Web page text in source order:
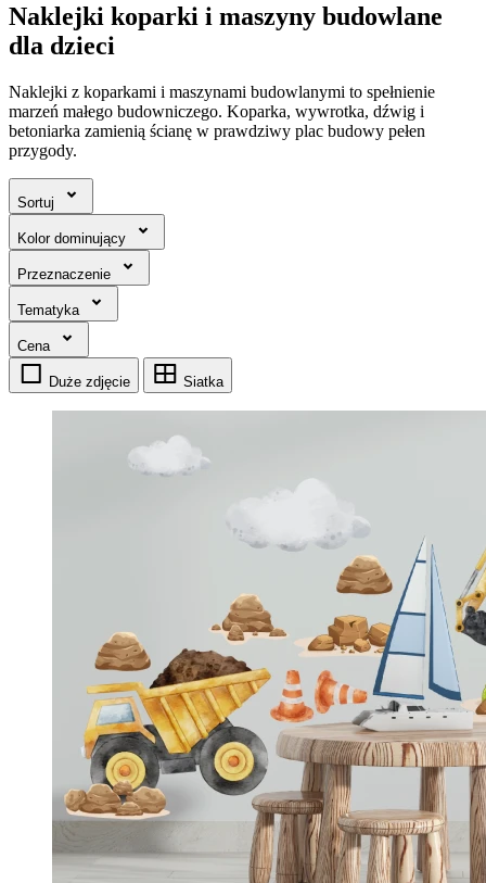
Naklejki koparki i maszyny budowlane
dla dzieci
Naklejki z koparkami i maszynami budowlanymi to spełnienie
marzeń małego budowniczego. Koparka, wywrotka, dźwig i
betoniarka zamienią ścianę w prawdziwy plac budowy pełen
przygody.
Sortuj
Kolor dominujący
Przeznaczenie
Tematyka
Cena
Duże zdjęcie Siatka